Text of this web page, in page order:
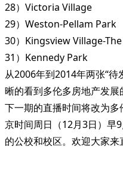
28）Victoria Village
29）Weston-Pellam Park
30）Kingsview Village-
31）Kennedy Park
从2006年到2014年两张“
晰的看到多伦多房地产发展
下一期的直播时间将改为
京时间周日（12月3日）早
的公校和校区。欢迎大家来